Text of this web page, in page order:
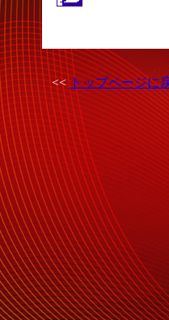
<<トップページに